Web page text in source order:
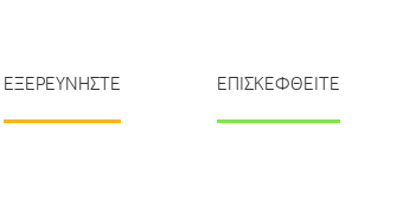
ΕΞΕΡΕΥΝΗΣΤΕ ΕΠΙΣΚΕΦΘΕΙΤΕ